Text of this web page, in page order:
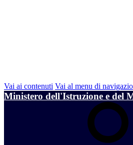
Vai ai contenuti Vai al menu di
Ministero dell'Istruzione e del